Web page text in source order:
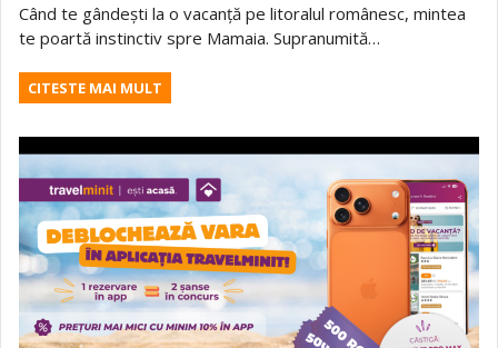
Când te gândești la o vacanță pe litoralul românesc, mintea
te poartă instinctiv spre Mamaia. Supranumită…
CITESTE MAI MULT